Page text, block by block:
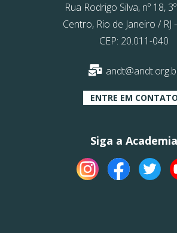
Rua Rodrigo Silva, nº 18,
Centro, Rio de Janeiro / RJ
CEP: 20.011-040
ENTRE EM CONTATO
Siga a Academia